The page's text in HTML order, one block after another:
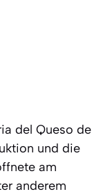
del Queso de
und die
am
anderem